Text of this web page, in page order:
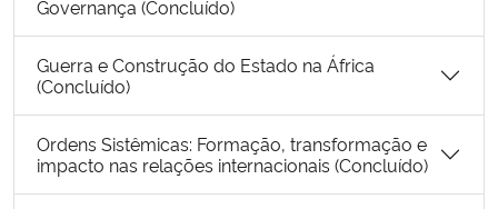
Governança (Concluído)
Guerra e Construção do Estado na África
(Concluído)
Ordens Sistêmicas: Formação, transformação e
impacto nas relações internacionais (Concluído)